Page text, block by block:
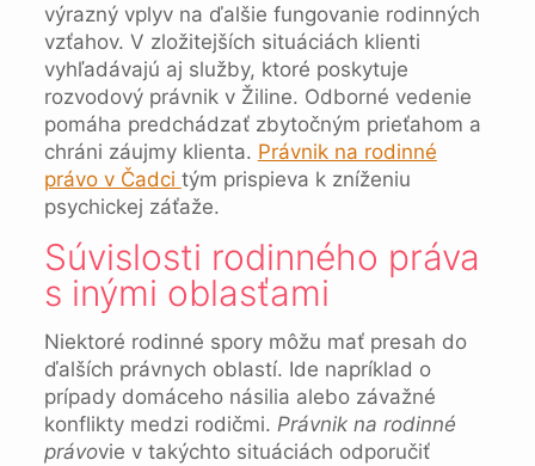
výrazný vplyv na ďalšie fungovanie rodinných
vzťahov. V zložitejších situáciách klienti
vyhľadávajú aj služby, ktoré poskytuje
rozvodový právnik v Žiline. Odborné vedenie
pomáha predchádzať zbytočným prieťahom a
chráni záujmy klienta. Právnik na rodinné
právo v Čadci tým prispieva k zníženiu
psychickej záťaže.
Súvislosti rodinného práva
s inými oblasťami
Niektoré rodinné spory môžu mať presah do
ďalších právnych oblastí. Ide napríklad o
prípady domáceho násilia alebo závažné
konflikty medzi rodičmi. Právnik na rodinné
právovie v takýchto situáciách odporučiť